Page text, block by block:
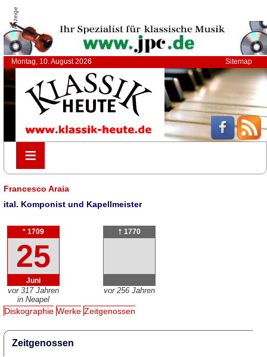
Anzeige
Montag, 10. August 2026 Sitemap
≡
≡
Francesco Araia
ital. Komponist und Kapellmeister
* 1709
25
Juni
vor 317 Jahren
in Neapel
† 1770
vor 256 Jahren
Diskographie Werke Zeitgenossen
Zeitgenossen